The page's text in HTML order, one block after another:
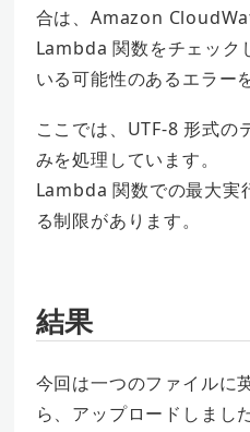
合は、Amazon
Lambda 関数をチェック
いる可能性のあるエラー
ここでは、UTF-8 形式の
みを処理しています。
Lambda 関数での最大
る制限があります。
結果
今回は一つのファイルに
ら、アップロードしました